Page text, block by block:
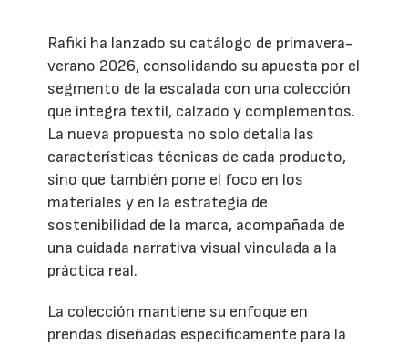
Rafiki ha lanzado su catálogo de primavera-
verano 2026, consolidando su apuesta por el
segmento de la escalada con una colección
que integra textil, calzado y complementos.
La nueva propuesta no solo detalla las
características técnicas de cada producto,
sino que también pone el foco en los
materiales y en la estrategia de
sostenibilidad de la marca, acompañada de
una cuidada narrativa visual vinculada a la
práctica real.
La colección mantiene su enfoque en
prendas diseñadas específicamente para la